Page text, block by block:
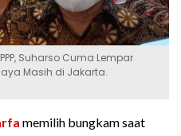
Suharso Cuma Lempar
Masih di Jakarta.
memilih bungkam saat